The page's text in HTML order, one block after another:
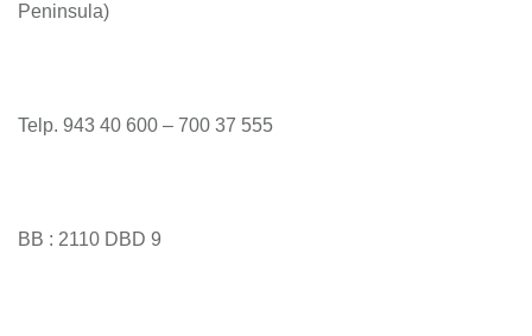
Peninsula)
Telp. 943 40 600 – 700 37 555
BB : 2110 DBD 9